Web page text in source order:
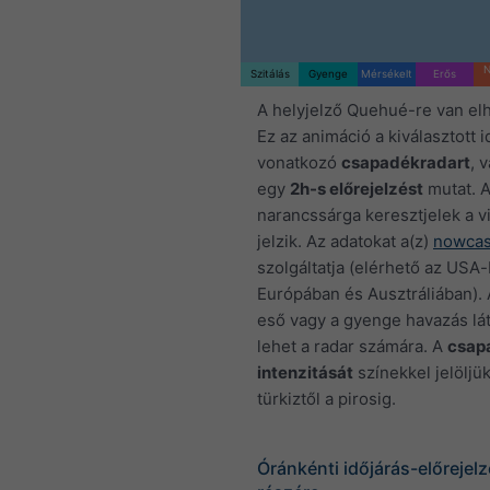
Szitálás Gyenge Mérsékelt Erős
A helyjelző Quehué-re van
Ez az animáció a kiválasztott
vonatkozó csapadékradart,
egy 2h-s előrejelzést mutat. A
narancssárga keresztjelek a
jelzik. Az adatokat a(z)
szolgáltatja (elérhető az
Európában és Ausztráliában).
eső vagy a gyenge havazás
lehet a radar számára. A
intenzitását színekkel
türkiztől a pirosig.
Óránkénti időjárás-